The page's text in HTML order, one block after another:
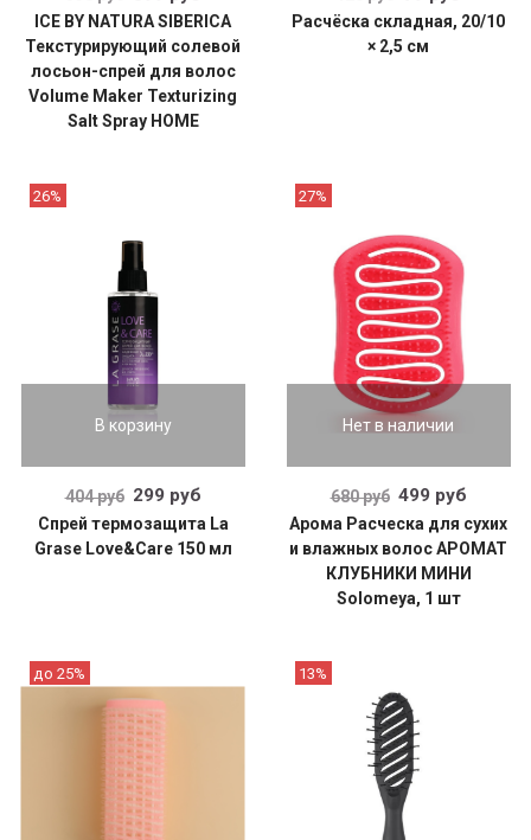
ICE BY NATURA SIBERICA
Текстурирующий солевой
лосьон-спрей для волос
Volume Maker Texturizing
Salt Spray HOME
Расчёска складная, 20/10
× 2,5 см
В корзину
26%
404 руб 299 руб
Спрей термозащита La
Grase Love&Сare 150 мл
Нет в наличии
27%
680 руб 499 руб
Арома Расческа для сухих
и влажных волос АРОМАТ
КЛУБНИКИ МИНИ
Solomeya, 1 шт
до 25% 13%